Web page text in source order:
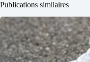
Publications similaires